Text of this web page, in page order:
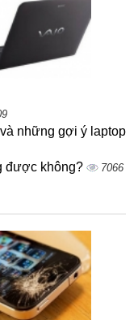
những gợi ý laptop
được không? 7066